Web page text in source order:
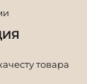
товара